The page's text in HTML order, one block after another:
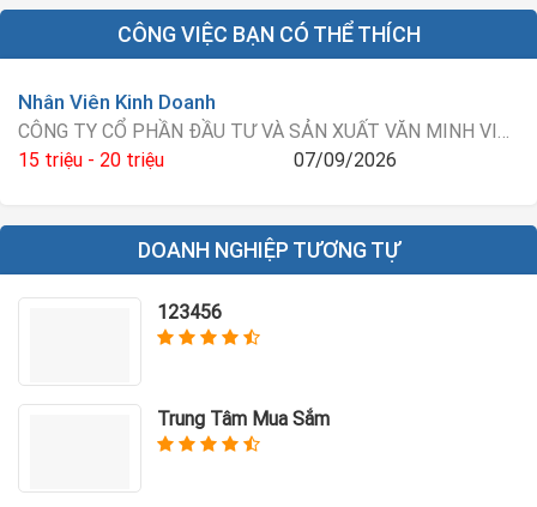
CÔNG VIỆC BẠN CÓ THỂ THÍCH
Nhân Viên Kinh Doanh
CÔNG TY CỔ PHẦN ĐẦU TƯ VÀ SẢN XUẤT VĂN MINH VIỆT NAM
15 triệu - 20 triệu
07/09/2026
DOANH NGHIỆP TƯƠNG TỰ
123456
Trung Tâm Mua Sắm